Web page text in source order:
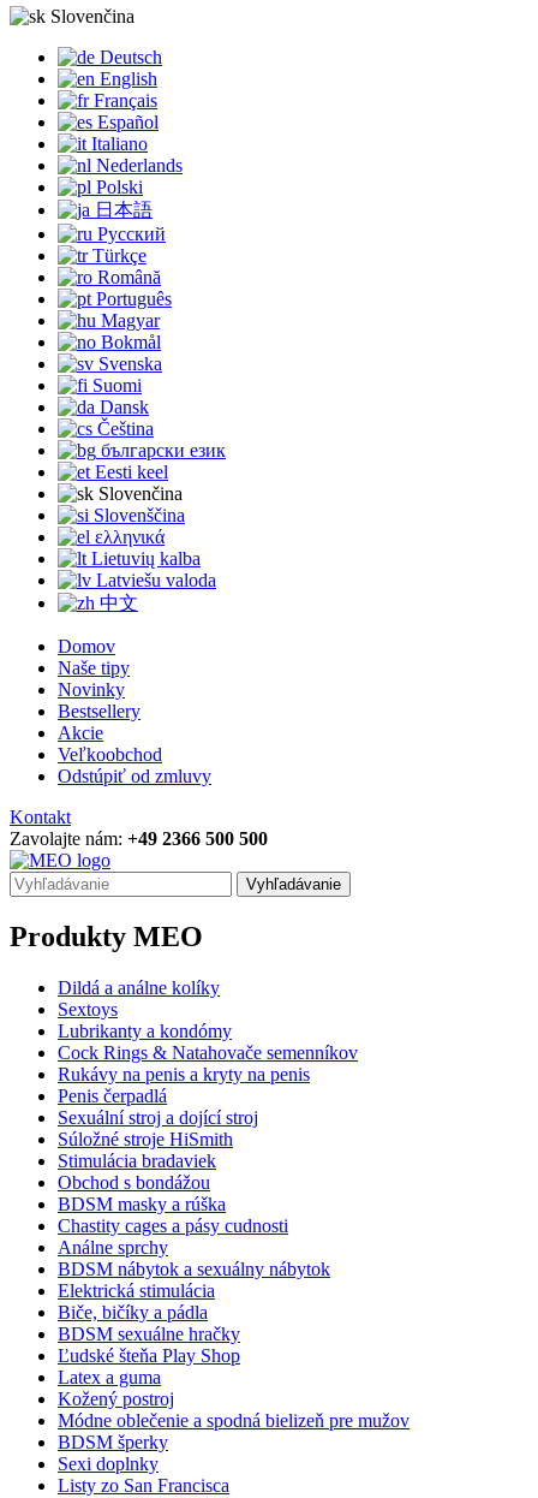
Slovenčina
Deutsch
English
Français
Español
Italiano
Nederlands
Polski
日本語
Русский
Türkçe
Română
Português
Magyar
Bokmål
Svenska
Suomi
Dansk
Čeština
български език
Eesti keel
Slovenčina
Slovenščina
ελληνικά
Lietuvių kalba
Latviešu valoda
中文
Domov
Naše tipy
Novinky
Bestsellery
Akcie
Veľkoobchod
Odstúpiť od zmluvy
Kontakt
Zavolajte nám: +49 2366 500 500
Vyhľadávanie
Produkty MEO
Dildá a análne kolíky
Sextoys
Lubrikanty a kondómy
Cock Rings & Natahovače semenníkov
Rukávy na penis a kryty na penis
Penis čerpadlá
Sexuální stroj a dojící stroj
Súložné stroje HiSmith
Stimulácia bradaviek
Obchod s bondážou
BDSM masky a rúška
Chastity cages a pásy cudnosti
Análne sprchy
BDSM nábytok a sexuálny nábytok
Elektrická stimulácia
Biče, bičíky a pádla
BDSM sexuálne hračky
Ľudské šteňa Play Shop
Latex a guma
Kožený postroj
Módne oblečenie a spodná bielizeň pre mužov
BDSM šperky
Sexi doplnky
Listy zo San Francisca